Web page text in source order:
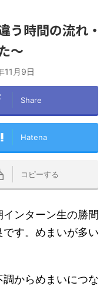
う時間の流れ・
～
11月9日
Share
Hatena
コピーする
ンターン生の勝間
す。めまいが多い
からめまいにつな